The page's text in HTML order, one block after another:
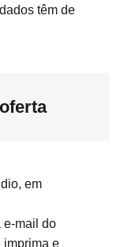
têm de
em
e-mail do
imprima e